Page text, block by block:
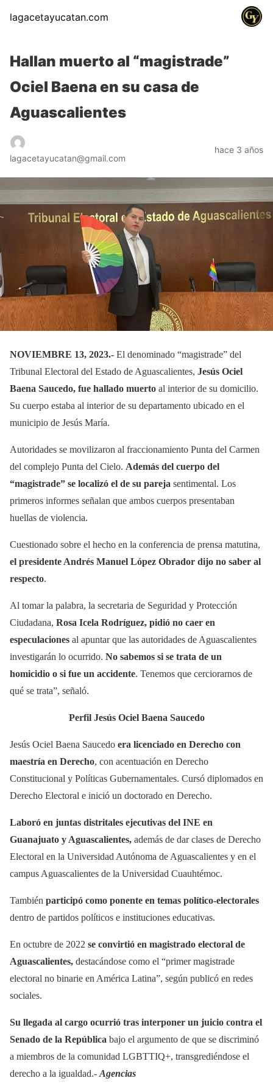
lagacetayucatan.com
Hallan muerto al “magistrade”
Ociel Baena en su casa de
Aguascalientes
lagacetayucatan@gmail.com
hace 3 años
NOVIEMBRE 13, 2023.- El denominado “magistrade” del
Tribunal Electoral del Estado de Aguascalientes, Jesús Ociel
Baena Saucedo, fue hallado muerto al interior de su domicilio.
Su cuerpo estaba al interior de su departamento ubicado en el
municipio de Jesús María.
Autoridades se movilizaron al fraccionamiento Punta del Carmen
del complejo Punta del Cielo. Además del cuerpo del
“magistrade” se localizó el de su pareja sentimental. Los
primeros informes señalan que ambos cuerpos presentaban
huellas de violencia.
Cuestionado sobre el hecho en la conferencia de prensa matutina,
el presidente Andrés Manuel López Obrador dijo no saber al
respecto.
Al tomar la palabra, la secretaria de Seguridad y Protección
Ciudadana, Rosa Icela Rodríguez, pidió no caer en
especulaciones al apuntar que las autoridades de Aguascalientes
investigarán lo ocurrido. No sabemos si se trata de un
homicidio o si fue un accidente. Tenemos que cerciorarnos de
qué se trata”, señaló.
Perfil Jesús Ociel Baena Saucedo
Jesús Ociel Baena Saucedo era licenciado en Derecho con
maestría en Derecho, con acentuación en Derecho
Constitucional y Políticas Gubernamentales. Cursó diplomados en
Derecho Electoral e inició un doctorado en Derecho.
Laboró en juntas distritales ejecutivas del INE en
Guanajuato y Aguascalientes, además de dar clases de Derecho
Electoral en la Universidad Autónoma de Aguascalientes y en el
campus Aguascalientes de la Universidad Cuauhtémoc.
También participó como ponente en temas político-electorales
dentro de partidos políticos e instituciones educativas.
En octubre de 2022 se convirtió en magistrado electoral de
Aguascalientes, destacándose como el “primer magistrade
electoral no binarie en América Latina”, según publicó en redes
sociales.
Su llegada al cargo ocurrió tras interponer un juicio contra el
Senado de la República bajo el argumento de que se discriminó
a miembros de la comunidad LGBTTIQ+, transgrediéndose el
derecho a la igualdad.- Agencias